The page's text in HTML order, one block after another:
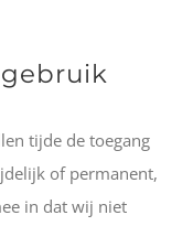
tijde de toegang
of permanent,
in dat wij niet